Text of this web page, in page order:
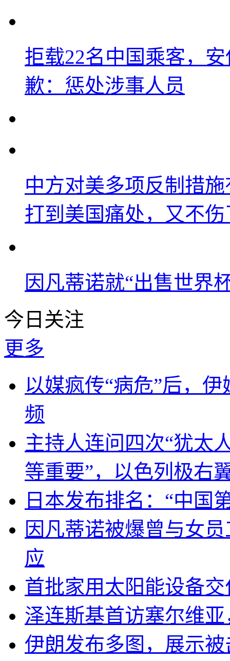
拒载22名中国乘客，
歉：惩处涉事人员
中方对美多项反制措
打到美国痛处，又不
因凡蒂诺就“出售世界
今日关注
更多
以媒疯传“病危”后，
频
主持人连问四次“犹太
等重要”，以色列极右
日本发布排名：“中国
因凡蒂诺被爆曾与女
应
首批家用太阳能设备
泽连斯基首访塞尔维
伊朗发布多图，展示